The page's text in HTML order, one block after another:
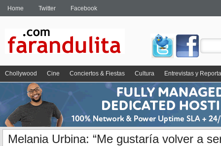
Home Twitter Facebook
Chollywood Cine Conciertos & Fiestas Cultura Entrevistas y
Melania Urbina: “Me gustaría volver a